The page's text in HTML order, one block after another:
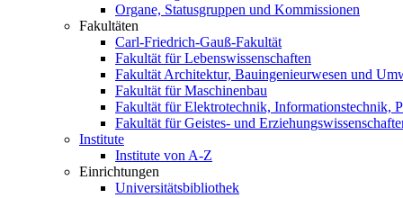
Organe, Statusgruppen und Kommissionen
Fakultäten
Carl-Friedrich-Gauß-Fakultät
Fakultät für Lebenswissenschaften
Fakultät Architektur, Bauingenieurwesen und
Fakultät für Maschinenbau
Fakultät für Elektrotechnik, Informationstechnik,
Fakultät für Geistes- und
Institute
Institute von A-Z
Einrichtungen
Universitätsbibliothek